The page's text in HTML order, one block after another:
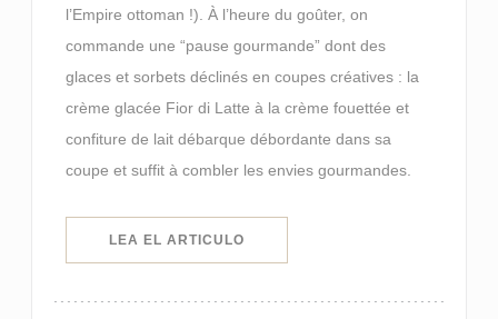
l’Empire ottoman !). À l’heure du goûter, on
commande une “pause gourmande” dont des
glaces et sorbets déclinés en coupes créatives : la
crème glacée Fior di Latte à la crème fouettée et
confiture de lait débarque débordante dans sa
coupe et suffit à combler les envies gourmandes.
LEA EL ARTICULO((ABRE EN UNA NUEVA